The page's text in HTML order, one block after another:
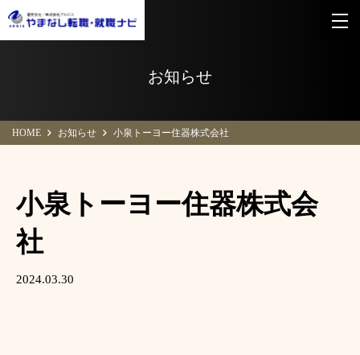
お知らせ
HOME お知らせ 小泉トーヨー住器株式会社
小泉トーヨー住器株式会
社
2024.03.30